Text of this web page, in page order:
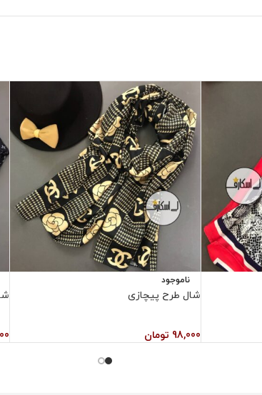
ناموجود
شال طرح پیچازی
98,000 تومان